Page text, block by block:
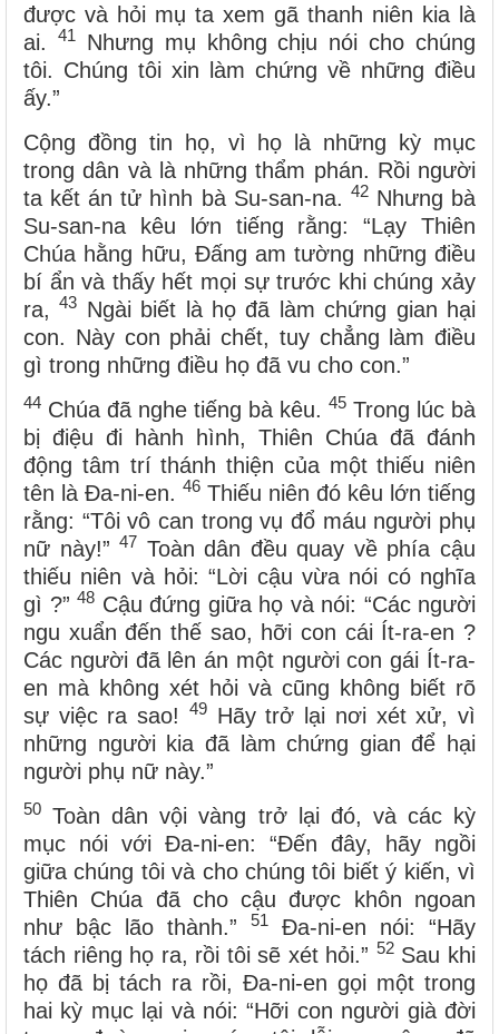
được và hỏi mụ ta xem gã thanh niên kia là
ai.
41Nhưng mụ không chịu nói cho chúng
tôi. Chúng tôi xin làm chứng về những điều
ấy.”
Cộng đồng tin họ, vì họ là những kỳ mục
trong dân và là những thẩm phán. Rồi người
ta kết án tử hình bà Su-san-na. 42Nhưng bà
Su-san-na kêu lớn tiếng rằng: “Lạy Thiên
Chúa hằng hữu, Đấng am tường những điều
bí ẩn và thấy hết mọi sự trước khi chúng xảy
ra,43 Ngài biết là họ đã làm chứng gian hại
con. Này con phải chết, tuy chẳng làm điều
gì trong những điều họ đã vu cho con.”
44 Chúa đã nghe tiếng bà kêu. 45 Trong lúc bà
bị điệu đi hành hình, Thiên Chúa đã đánh
động tâm trí thánh thiện của một thiếu niên
tên là Đa-ni-en. 46 Thiếu niên đó kêu lớn tiếng
rằng: “Tôi vô can trong vụ đổ máu người phụ
nữ này!”47 Toàn dân đều quay về phía cậu
thiếu niên và hỏi: “Lời cậu vừa nói có nghĩa
gì ?” 48 Cậu đứng giữa họ và nói: “Các người
ngu xuẩn đến thế sao, hỡi con cái Ít-ra-en ?
Các người đã lên án một người con gái Ít-ra-
en mà không xét hỏi và cũng không biết rõ
sự việc ra sao!
49Hãy trở lại nơi xét xử, vì
những người kia đã làm chứng gian để hại
người phụ nữ này.”
50 Toàn dân vội vàng trở lại đó, và các kỳ
mục nói với Đa-ni-en: “Đến đây, hãy ngồi
giữa chúng tôi và cho chúng tôi biết ý kiến, vì
Thiên Chúa đã cho cậu được khôn ngoan
như bậc lão thành.”
51
Đa-ni-en nói: “Hãy
tách riêng họ ra, rồi tôi sẽ xét hỏi.” 52Sau khi
họ đã bị tách ra rồi, Đa-ni-en gọi một trong
hai kỳ mục lại và nói: “Hỡi con người già đời